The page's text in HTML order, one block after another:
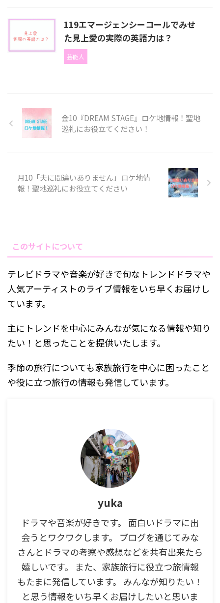
119エマージェンシーコールでみせ
た見上愛の実際の英語力は？
芸能人
金10『DREAM STAGE』ロケ地情報！聖地
巡礼にお役立てください！
月10「夫に間違いありません」ロケ地情
報！聖地巡礼にお役立てください
このサイトについて
テレビドラマや音楽が好きで旬なトレンドドラマや
人気アーティストのライブ情報をいち早くお届けし
ています。
主にトレンドを中心にみんなが気になる情報や知り
たい！と思ったことを提供いたします。
季節の旅行についても家族旅行を中心に困ったこと
や役に立つ旅行の情報も発信しています。
yuka
ドラマや音楽が好きです。 面白いドラマに出
会うとワクワクします。 ブログを通じてみな
さんとドラマの考察や感想などを共有出来たら
嬉しいです。 また、家族旅行に役立つ旅情報
もたまに発信しています。 みんなが知りたい！
と思う情報をいち早くお届けしたいと思いま